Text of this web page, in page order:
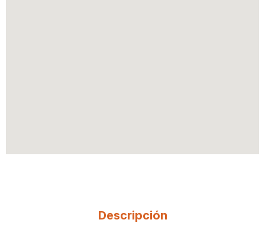
Descripción